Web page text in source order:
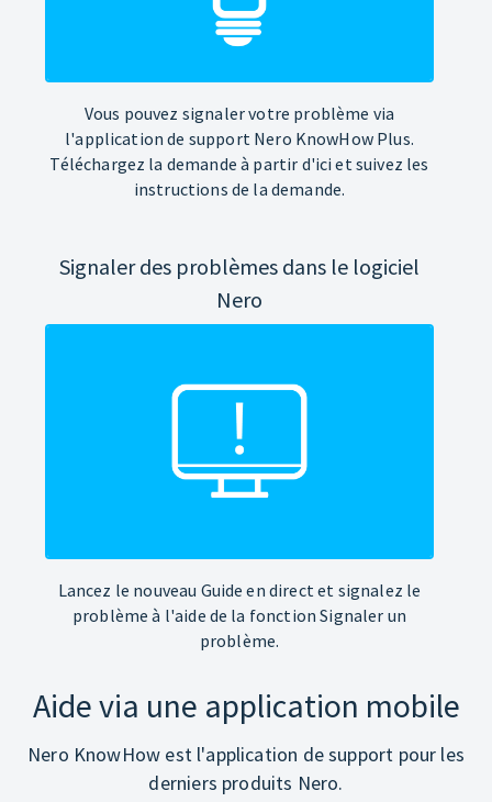
Vous pouvez signaler votre problème via
l'application de support Nero KnowHow Plus.
Téléchargez la demande à partir d'ici et suivez les
instructions de la demande.
Signaler des problèmes dans le logiciel
Nero
Lancez le nouveau Guide en direct et signalez le
problème à l'aide de la fonction Signaler un
problème.
Aide via une application mobile
Nero KnowHow est l'application de support pour les
derniers produits Nero.